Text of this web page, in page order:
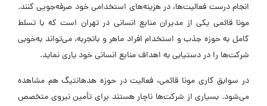
انجام درست فعالیت‌ها، در هزینه‌های استخدامی خود صرفه‌جویی کنند.
مونا قائمی یکی از مدیران منابع انسانی در تهران است که با تسلط
کامل به حوزه جذب و استخدام افراد ماهر و باتجربه، می‌تواند به‌خوبی
شرکت‌ها را در دستیابی به اهداف منابع انسانی خود یاری نماید.
در سوابق کاری مونا قائمی، فعالیت در حوزه هدهانتیگ هم مشاهده
می‌شود. بسیاری از شرکت‌ها ناچار هستند برای تأمین نیروی متخصص